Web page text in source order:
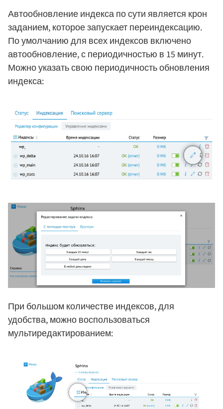
Автообновление индекса по сути является крон
заданием, которое запускает переиндексацию.
По умолчанию для всех индексов включено
автообновление, с периодичностью в 15 минут.
Можно указать свою периодичность обновления
индекса:
При большом количестве индексов, для
удобства, можно воспользоваться
мультиредактированием: